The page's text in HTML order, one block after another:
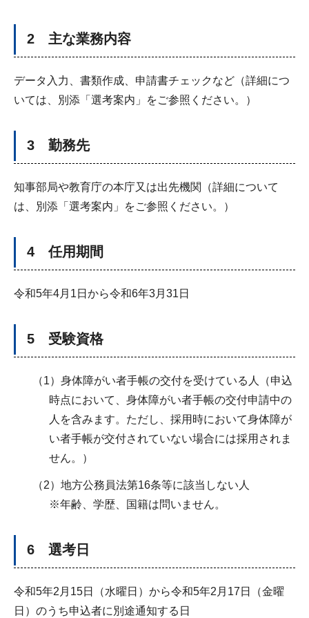
2 主な業務内容
データ入力、書類作成、申請書チェックなど（詳細につ
いては、別添「選考案内」をご参照ください。）
3 勤務先
知事部局や教育庁の本庁又は出先機関（詳細について
は、別添「選考案内」をご参照ください。）
4 任用期間
令和5年4月1日から令和6年3月31日
5 受験資格
（1）身体障がい者手帳の交付を受けている人（申込
時点において、身体障がい者手帳の交付申請中の
人を含みます。ただし、採用時において身体障が
い者手帳が交付されていない場合には採用されま
せん。）
（2）地方公務員法第16条等に該当しない人
※年齢、学歴、国籍は問いません。
6 選考日
令和5年2月15日（水曜日）から令和5年2月17日（金曜
日）のうち申込者に別途通知する日